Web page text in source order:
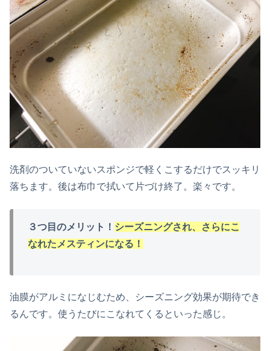
洗剤のついていないスポンジで軽くこするだけでスッキリ
落ちます。後は布巾で拭いて片づけ終了。楽々です。
３つ目のメリット！ シーズニングされ、さらにこ
なれたメスティンになる！
油膜がアルミになじむため、シーズニング効果が期待でき
るんです。使うたびにこなれてくるといった感じ。